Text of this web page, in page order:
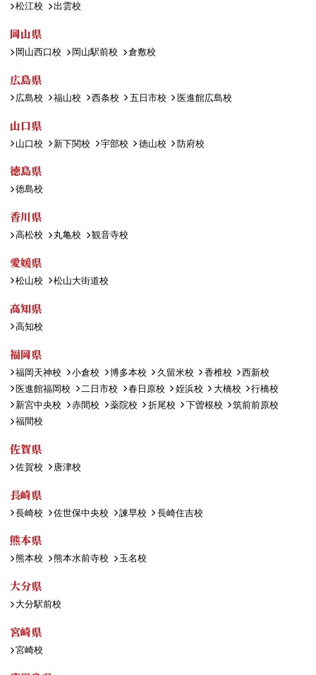
松江校 出雲校
岡山県
岡山西口校 岡山駅前校 倉敷校
広島県
広島校 福山校 西条校 五日市校 医進館広島校
山口県
山口校 新下関校 宇部校 徳山校 防府校
徳島県
徳島校
香川県
高松校 丸亀校 観音寺校
愛媛県
松山校 松山大街道校
高知県
高知校
福岡県
福岡天神校 小倉校 博多本校 久留米校 香椎校
西新校
医進館福岡校
二日市校 春日原校 姪浜校 大橋校
行橋校
新宮中央校
赤間校 薬院校 折尾校 下曽根校
筑前前原校
福間校
佐賀県
佐賀校 唐津校
長崎県
長崎校 佐世保中央校 諫早校 長崎住吉校
熊本県
熊本校 熊本水前寺校 玉名校
大分県
大分駅前校
宮崎県
宮崎校